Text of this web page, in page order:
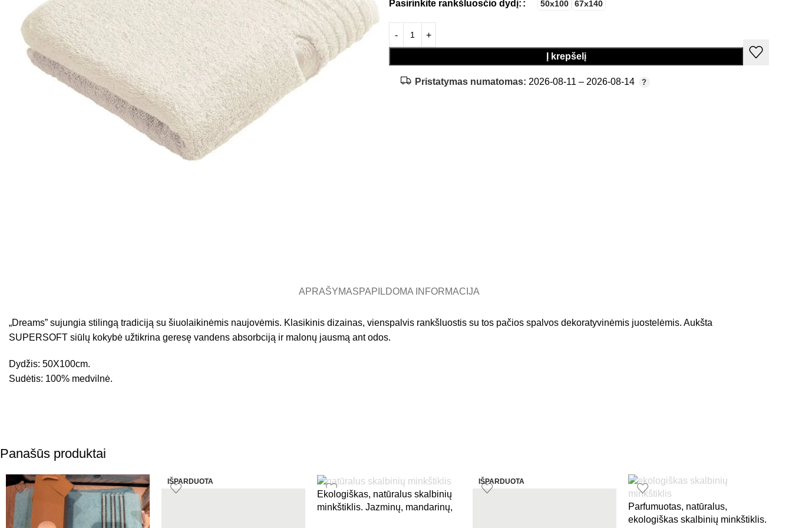
Pasirinkite rankšluosčio dydį:
50x100 67x140
Į krepšelį
Pristatymas numatomas: 2026-08-11 – 2026-08-14
APRAŠYMASPAPILDOMA INFORMACIJA
„Dreams” sujungia stilingą tradiciją su šiuolaikinėmis naujovėmis. Klasikinis dizainas, vienspalvis rankšluostis su tos pačios spalvos dekoratyvinėmis juostelėmis. Aukšta
SUPERSOFT siūlų kokybė užtikrina geresę vandens absorbciją ir malonų jausmą ant odos.
Dydžis: 50X100cm.
Sudėtis: 100% medvilnė.
Panašūs produktai
IŠPARDUOTA
Ekologiškas, natūralus skalbinių
minkštiklis. Jazminų, mandarinų,
IŠPARDUOTA
Parfumuotas, natūralus,
ekologiškas skalbinių minkštiklis.